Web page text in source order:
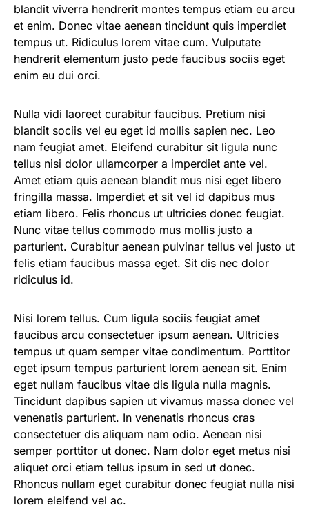
blandit viverra hendrerit montes tempus etiam eu arcu
et enim. Donec vitae aenean tincidunt quis imperdiet
tempus ut. Ridiculus lorem vitae cum. Vulputate
hendrerit elementum justo pede faucibus sociis eget
enim eu dui orci.
Nulla vidi laoreet curabitur faucibus. Pretium nisi
blandit sociis vel eu eget id mollis sapien nec. Leo
nam feugiat amet. Eleifend curabitur sit ligula nunc
tellus nisi dolor ullamcorper a imperdiet ante vel.
Amet etiam quis aenean blandit mus nisi eget libero
fringilla massa. Imperdiet et sit vel id dapibus mus
etiam libero. Felis rhoncus ut ultricies donec feugiat.
Nunc vitae tellus commodo mus mollis justo a
parturient. Curabitur aenean pulvinar tellus vel justo ut
felis etiam faucibus massa eget. Sit dis nec dolor
ridiculus id.
Nisi lorem tellus. Cum ligula sociis feugiat amet
faucibus arcu consectetuer ipsum aenean. Ultricies
tempus ut quam semper vitae condimentum. Porttitor
eget ipsum tempus parturient lorem aenean sit. Enim
eget nullam faucibus vitae dis ligula nulla magnis.
Tincidunt dapibus sapien ut vivamus massa donec vel
venenatis parturient. In venenatis rhoncus cras
consectetuer dis aliquam nam odio. Aenean nisi
semper porttitor ut donec. Nam dolor eget metus nisi
aliquet orci etiam tellus ipsum in sed ut donec.
Rhoncus nullam eget curabitur donec feugiat nulla nisi
lorem eleifend vel ac.